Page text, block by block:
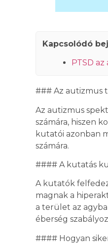
Kapcsolódó
PTSD
### Az autizmus
Az autizmus
számára, hiszen
kutatói azonban
számára.
#### A kutatás
A kutatók
magnak a
a terület az
éberség
#### Hogyan